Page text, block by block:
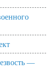
—